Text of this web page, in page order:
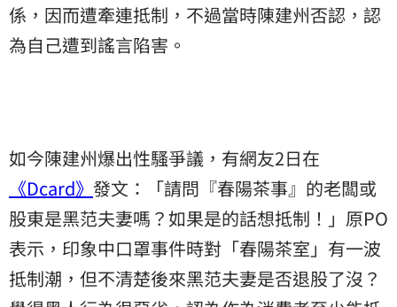
係，因而遭牽連抵制，不過當時陳建州否認，認
為自己遭到謠言陷害。
如今陳建州爆出性騷爭議，有網友2日在
《Dcard》 發文：「請問『春陽茶事』的老闆或
股東是黑范夫妻嗎？如果是的話想抵制！」原PO
表示，印象中口罩事件時對「春陽茶室」有一波
抵制潮，但不清楚後來黑范夫妻是否退股了沒？